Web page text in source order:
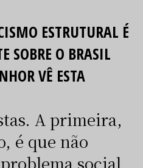
ESTRUTURAL É
SOBRE O BRASIL
VÊ ESTA
A primeira,
é que não
social